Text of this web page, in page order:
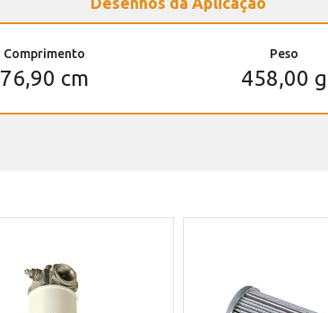
Comprimento
76,90 cm
Peso
458,00 g